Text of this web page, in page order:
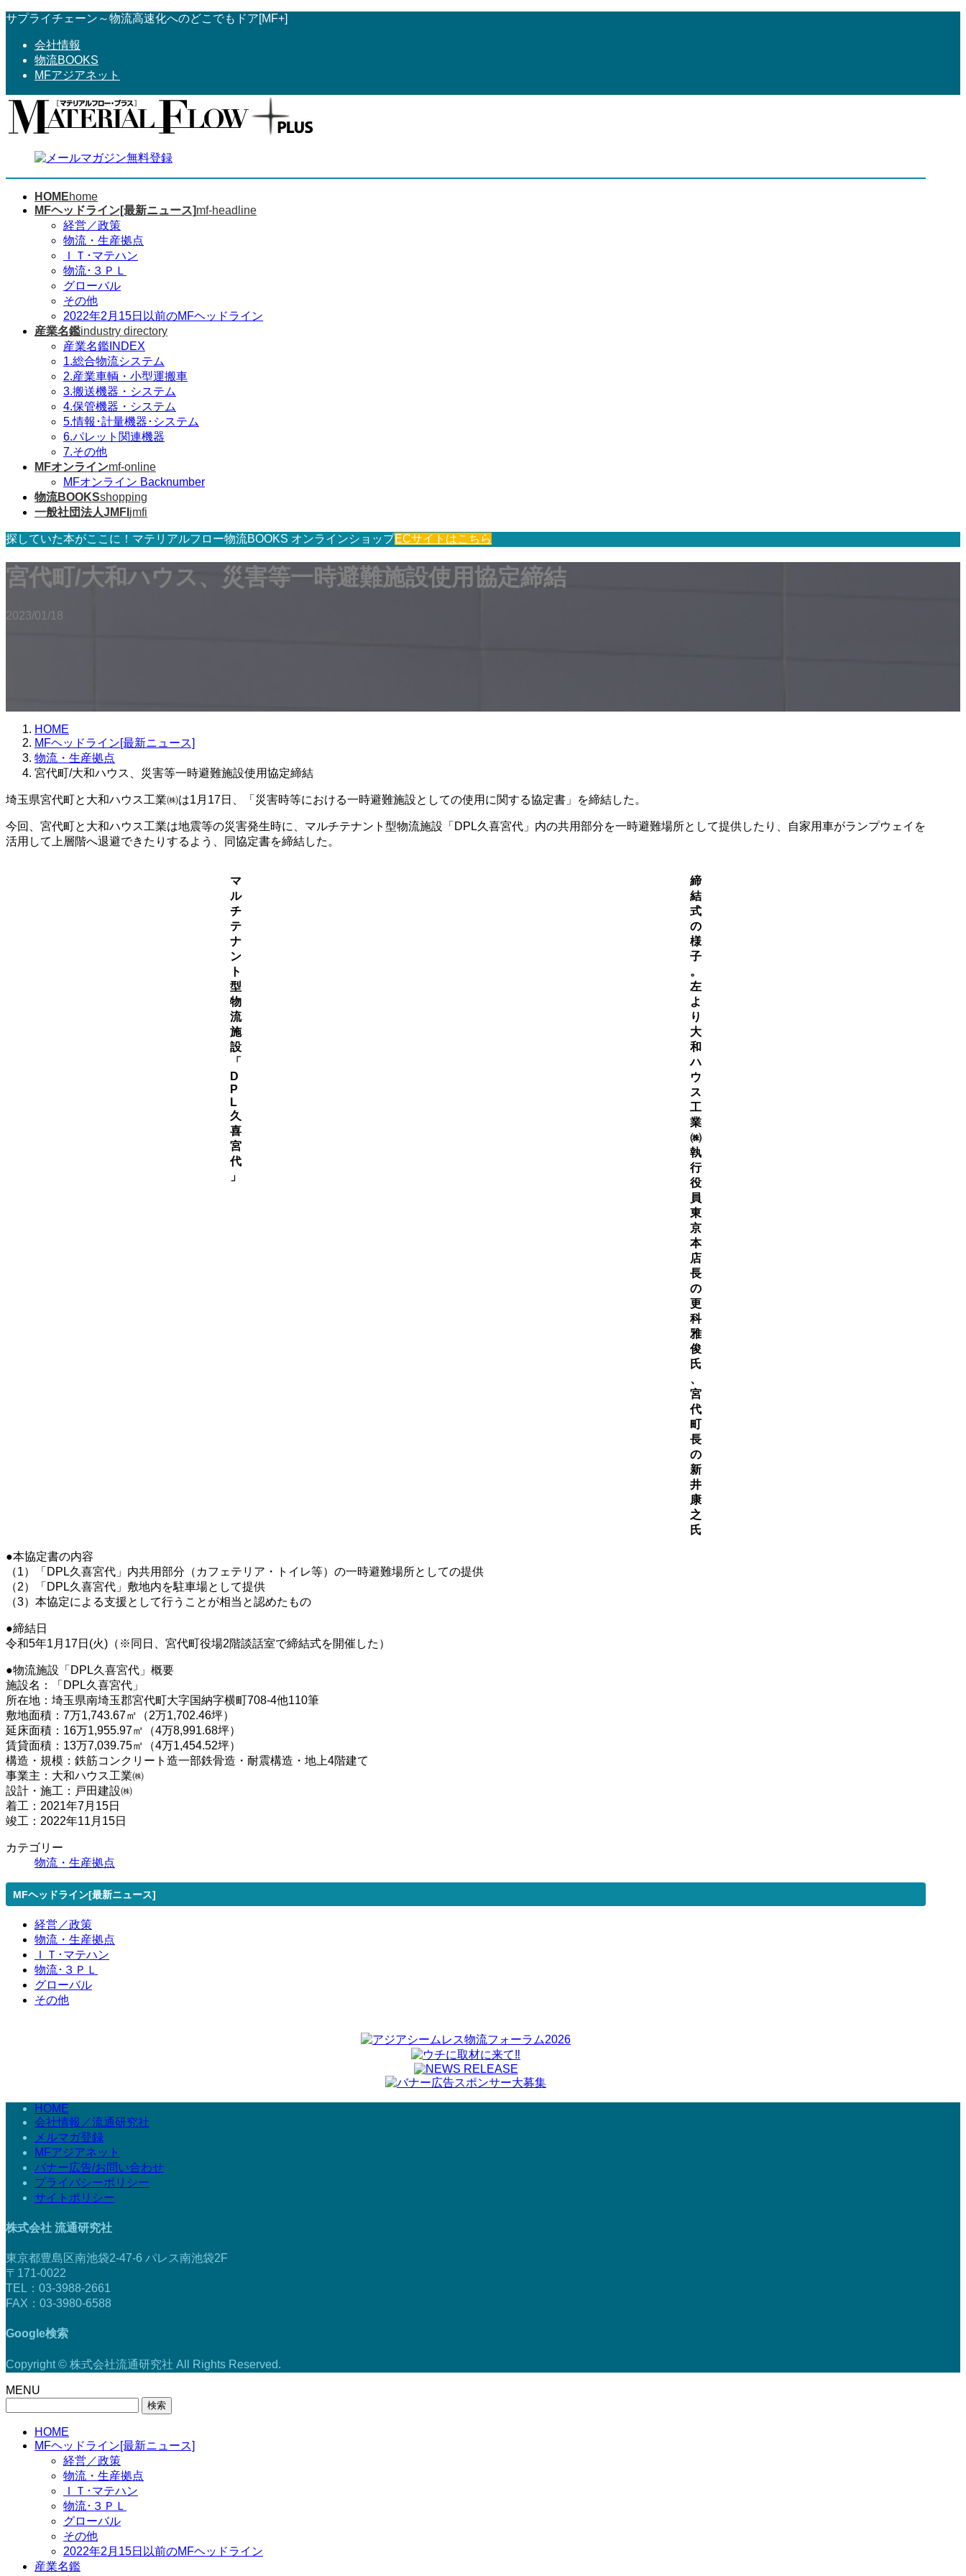
コ
へ
ス
ナ
ョ
ン
サプライチェーン～物流高速化へのどこでもドア[MF+]
会社情報
物流BOOKS
MFアジアネット
HOMEhome
MFヘッドライン[最新ニュース]mf-headline
経営／政策
物流・生産拠点
ＩＴ･マテハン
物流･３ＰＬ
グローバル
その他
2022年2月15日以前のMFヘッドライン
産業名鑑industry directory
産業名鑑INDEX
1.総合物流システム
2.産業車輌・小型運搬車
3.搬送機器・システム
4.保管機器・システム
5.情報･計量機器･システム
6.パレット関連機器
7.その他
MFオンラインmf-online
MFオンライン Backnumber
物流BOOKSshopping
一般社団法人JMFI jmfi
探していた本がここに！マテリアルフロー物流BOOKS オンラインショップECサイトはこちら
宮代町/大和ハウス、災害等一時避難施設使用協定締結
2023/01/18
HOME
MFヘッドライン[最新ニュース]
物流・生産拠点
宮代町/大和ハウス、災害等一時避難施設使用協定締結
埼玉県宮代町と大和ハウス工業㈱は1月17日、「災害時等における一時避難施設としての使用に関する協定書」を締結した。
今回、宮代町と大和ハウス工業は地震等の災害発生時に、マルチテナント型物流施設「DPL久喜宮代」内の共用部分を一時避難場所として提供したり、自家用車がランプウェイを
活用して上層階へ退避できたりするよう、同協定書を締結した。
マ
ル
チ
テ
ナ
ン
ト
型
物
流
施
設
「
D
P
L
久
喜
宮
代
」
締
結
式
の
様
子
。
左
よ
り
大
和
ハ
ウ
ス
工
業
㈱
執
行
役
員
東
京
本
店
長
の
更
科
雅
俊
氏
、
宮
代
町
長
の
新
井
康
之
氏
●本協定書の内容
（1）「DPL久喜宮代」内共用部分（カフェテリア・トイレ等）の一時避難場所としての提供
（2）「DPL久喜宮代」敷地内を駐車場として提供
（3）本協定による支援として行うことが相当と認めたもの
●締結日
令和5年1月17日(火)（※同日、宮代町役場2階談話室で締結式を開催した）
●物流施設「DPL久喜宮代」概要
施設名：「DPL久喜宮代」
所在地：埼玉県南埼玉郡宮代町大字国納字横町708-4他110筆
敷地面積：7万1,743.67㎡（2万1,702.46坪）
延床面積：16万1,955.97㎡（4万8,991.68坪）
賃貸面積：13万7,039.75㎡（4万1,454.52坪）
構造・規模：鉄筋コンクリート造一部鉄骨造・耐震構造・地上4階建て
事業主：大和ハウス工業㈱
設計・施工：戸田建設㈱
着工：2021年7月15日
竣工：2022年11月15日
カテゴリー
物流・生産拠点
MFヘッドライン[最新ニュース]
経営／政策
物流・生産拠点
ＩＴ･マテハン
物流･３ＰＬ
グローバル
その他
HOME
会社情報／流通研究社
メルマガ登録
MFアジアネット
バナー広告/お問い合わせ
プライバシーポリシー
サイトポリシー
株式会社 流通研究社
東京都豊島区南池袋2-47-6 パレス南池袋2F
〒171-0022
TEL：03-3988-2661
FAX：03-3980-6588
Google検索
Copyright © 株式会社流通研究社 All Rights Reserved.
MENU
HOME
MFヘッドライン[最新ニュース]
経営／政策
物流・生産拠点
ＩＴ･マテハン
物流･３ＰＬ
グローバル
その他
2022年2月15日以前のMFヘッドライン
産業名鑑